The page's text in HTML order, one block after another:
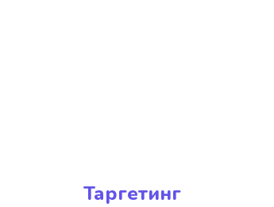
Таргетинг